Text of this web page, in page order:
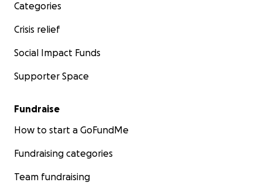
Categories
Crisis relief
Social Impact Funds
Supporter Space
Fundraise
How to start a GoFundMe
Fundraising categories
Team fundraising